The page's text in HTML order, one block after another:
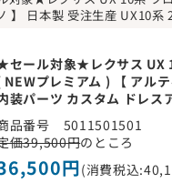
】 日本製 受注生産 UX10
セール対象★レクサス UX
NEWプレミアム ) 【 アル
装パーツ カスタム ドレス
品番号 5011501501
価39,500円のところ
円(消費税込